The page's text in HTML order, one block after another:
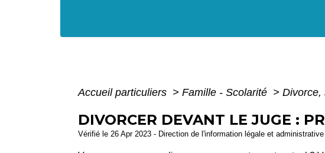
Accueil particuliers > Famille - Scolarité > Divorce,
DIVORCER DEVANT LE JUGE :
Vérifié le 26 Apr 2023 - Direction de l'information légale et